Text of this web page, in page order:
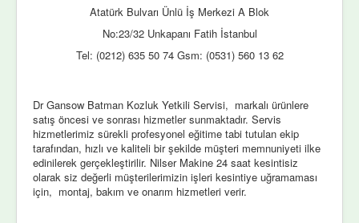
Atatürk Bulvarı Ünlü İş Merkezi A Blok
No:23/32 Unkapanı Fatih İstanbul
Tel: (0212) 635 50 74 Gsm: (0531) 560 13 62
Dr Gansow Batman Kozluk Yetkili Servisi, markalı ürünlere
satış öncesi ve sonrası hizmetler sunmaktadır. Servis
hizmetlerimiz sürekli profesyonel eğitime tabi tutulan ekip
tarafından, hızlı ve kaliteli bir şekilde müşteri memnuniyeti ilke
edinilerek gerçekleştirilir. Nilser Makine 24 saat kesintisiz
olarak siz değerli müşterilerimizin işleri kesintiye uğramaması
için, montaj, bakım ve onarım hizmetleri verir.